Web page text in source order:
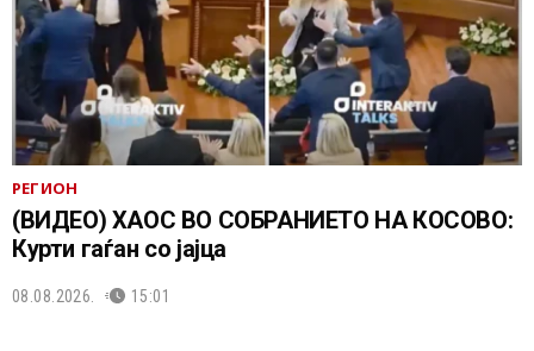
РЕГИОН
(ВИДЕО) ХАОС ВО СОБРАНИЕТО НА КОСОВО:
Курти гаѓан со јајца
08.08.2026. 15:01